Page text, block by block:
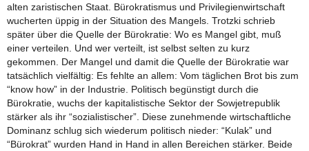
alten zaristischen Staat. Bürokratismus und Privilegienwirtschaft
wucherten üppig in der Situation des Mangels. Trotzki schrieb
später über die Quelle der Bürokratie: Wo es Mangel gibt, muß
einer verteilen. Und wer verteilt, ist selbst selten zu kurz
gekommen. Der Mangel und damit die Quelle der Bürokratie war
tatsächlich vielfältig: Es fehlte an allem: Vom täglichen Brot bis zum
“know how” in der Industrie. Politisch begünstigt durch die
Bürokratie, wuchs der kapitalistische Sektor der Sowjetrepublik
stärker als ihr “sozialistischer”. Diese zunehmende wirtschaftliche
Dominanz schlug sich wiederum politisch nieder: “Kulak” und
“Bürokrat” wurden Hand in Hand in allen Bereichen stärker. Beide